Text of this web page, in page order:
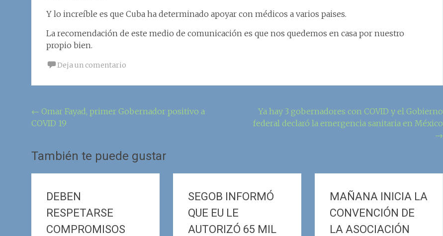
Y lo increíble es que Cuba ha determinado apoyar con médicos a varios paises.
La recomendación de este medio de comunicación es que nos quedemos en casa por nuestro
propio bien.
Deja un comentario
Navegación
de
entrada
← Omar Fayad, primer Gobernador positivo a
COVID 19
Ya hay 3 gobernadores con COVID y el Gobierno
federal declaró la emergencia sanitaria en México
→
También te puede gustar
DEBEN
RESPETARSE
COMPROMISOS
SEGOB INFORMÓ
QUE EU LE
AUTORIZÓ 65 MIL
MAÑANA INICIA LA
CONVENCIÓN DE
LA ASOCIACIÓN